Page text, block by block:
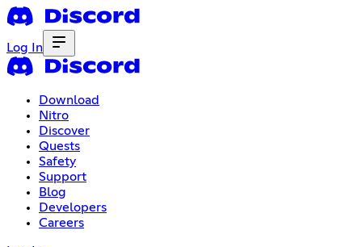
Log In
Download
Nitro
Discover
Quests
Safety
Support
Blog
Developers
Careers